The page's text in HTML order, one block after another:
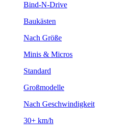
Bind-N-Drive
Baukästen
Nach Größe
Minis & Micros
Standard
Großmodelle
Nach Geschwindigkeit
30+ km/h